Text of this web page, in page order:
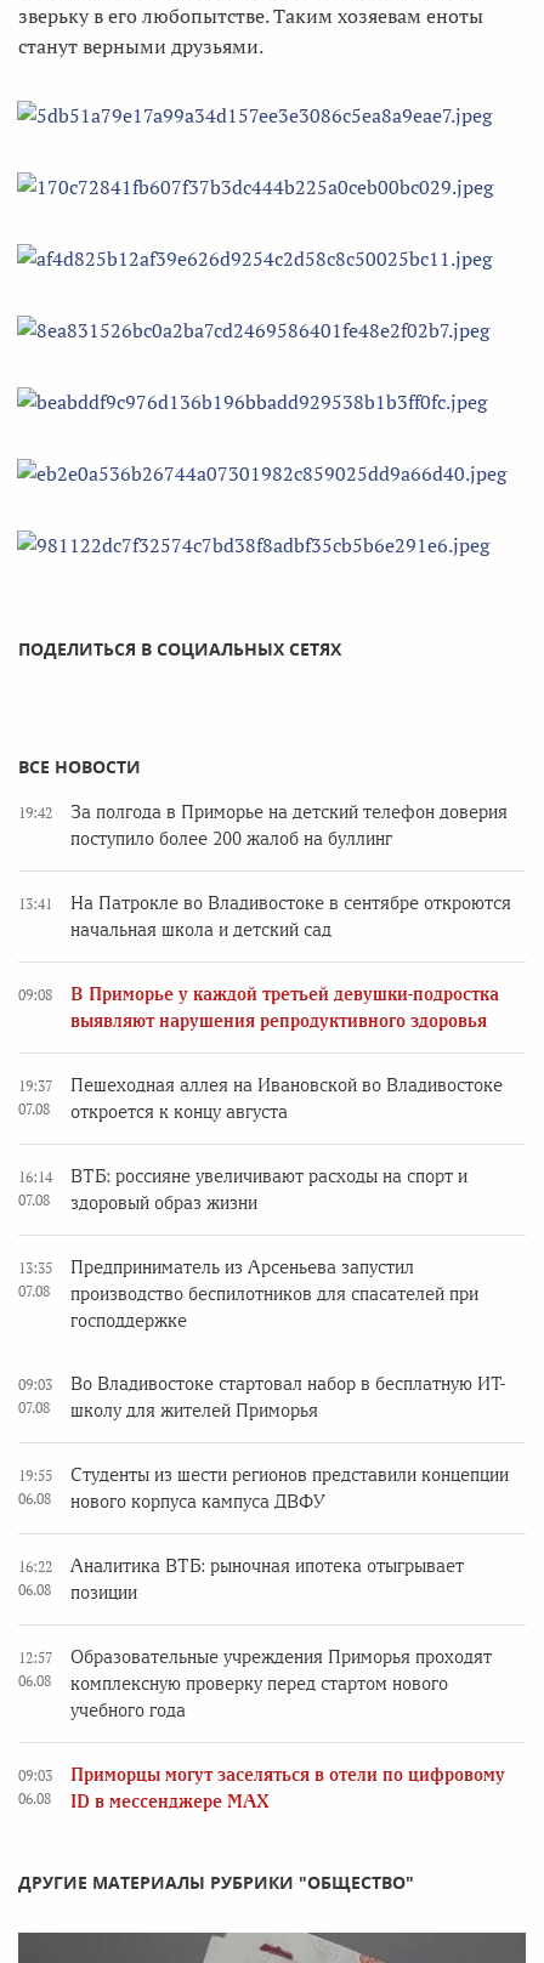
зверьку в его любопытстве. Таким хозяевам еноты
станут верными друзьями.
ПОДЕЛИТЬСЯ В СОЦИАЛЬНЫХ СЕТЯХ
ВСЕ НОВОСТИ
19:42
За полгода в Приморье на детский телефон доверия
поступило более 200 жалоб на буллинг
13:41
На Патрокле во Владивостоке в сентябре откроются
начальная школа и детский сад
09:08
В Приморье у каждой третьей девушки-подростка
выявляют нарушения репродуктивного здоровья
19:37
07.08
Пешеходная аллея на Ивановской во Владивостоке
откроется к концу августа
16:14
07.08
ВТБ: россияне увеличивают расходы на спорт и
здоровый образ жизни
13:35
07.08
Предприниматель из Арсеньева запустил
производство беспилотников для спасателей при
господдержке
09:03
07.08
Во Владивостоке стартовал набор в бесплатную ИТ-
школу для жителей Приморья
19:55
06.08
Студенты из шести регионов представили концепции
нового корпуса кампуса ДВФУ
16:22
06.08
Аналитика ВТБ: рыночная ипотека отыгрывает
позиции
12:57
06.08
Образовательные учреждения Приморья проходят
комплексную проверку перед стартом нового
учебного года
09:03
06.08
Приморцы могут заселяться в отели по цифровому
ID в мессенджере MAX
ДРУГИЕ МАТЕРИАЛЫ РУБРИКИ "ОБЩЕСТВО"